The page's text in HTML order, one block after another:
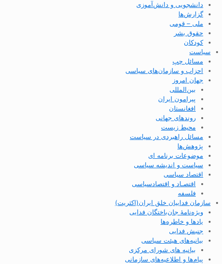
دانشجویی و دانش‌آموزی
گزارش‌ها
ملی – قومی
حقوق بشر
کودکان
سیاست
مسائل چپ
احزاب و سازمان‌های سیاسی
جهان امروز
بین‌المللی
پیرامون ایران
افغانستان
روندهای جهانی
محیط زیست
مسائل راهبردی در سیاست
پژوهش‌ها
موضوعات برنامه ای
سیاست و اندیشه سیاسی
اقتصاد سیاسی
اقتصـاد و اقتصاد‌سیاسی
فلسفه
سازمان فداییان خلق ایران(اکثریت)
ویژه‌نامهٔ جان‌باختگان فدایی
یادها و خاطره‌ها
جنبش فدایی
بیانیه‌های هیئت سیاسی
بیانیه های شورای مرکزی
پیام‌ها و اطلاعیه‌های سازمانی